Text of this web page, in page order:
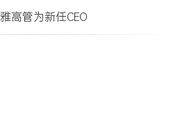
高管为新任CEO